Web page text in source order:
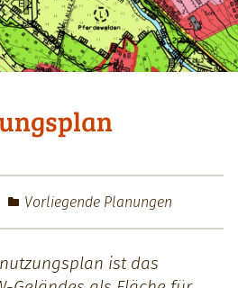
Vorliegende Planungen
ist das